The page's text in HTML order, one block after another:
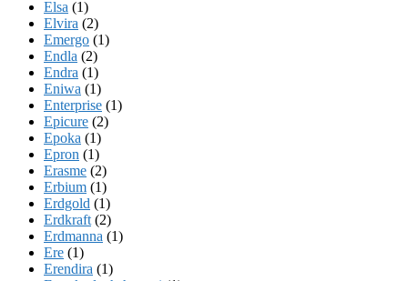
Elsa (1)
Elvira (2)
Emergo (1)
Endla (2)
Endra (1)
Eniwa (1)
Enterprise (1)
Epicure (2)
Epoka (1)
Epron (1)
Erasme (2)
Erbium (1)
Erdgold (1)
Erdkraft (2)
Erdmanna (1)
Ere (1)
Erendira (1)